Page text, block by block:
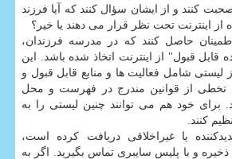
كنند و از ایشان سؤال كنند كه آیا فرزند
از اینترنت تحت نظر قرار می دهند یا خیر؟
اطمینان حاصل كنند كه در مدرسه فرزندان،
قابل قبول" از اینترنت اتخاذ شده باشد. این
شامل فعالیت ها و منابع قابل قبول و
تخطی از قوانین مندرج در فهرست و محل
برای خود هم می توانند چنین لیستی را به
كنند.
یا غیراخلاقی دریافت كرده است،
و با پلیس سایبری تماس بگیرید. اگر به